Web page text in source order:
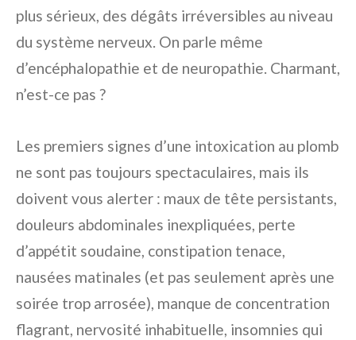
plus sérieux, des dégâts irréversibles au niveau
du système nerveux. On parle même
d’encéphalopathie et de neuropathie. Charmant,
n’est-ce pas ?
Les premiers signes d’une intoxication au plomb
ne sont pas toujours spectaculaires, mais ils
doivent vous alerter : maux de tête persistants,
douleurs abdominales inexpliquées, perte
d’appétit soudaine, constipation tenace,
nausées matinales (et pas seulement après une
soirée trop arrosée), manque de concentration
flagrant, nervosité inhabituelle, insomnies qui